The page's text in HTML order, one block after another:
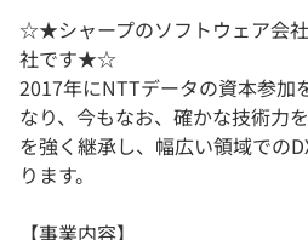
☆★シャープのソフトウェア会
社です★☆
2017年にNTTデータの資本参加
なり、今もなお、確かな技術力
を強く継承し、幅広い領域での
ります。
【事業内容】